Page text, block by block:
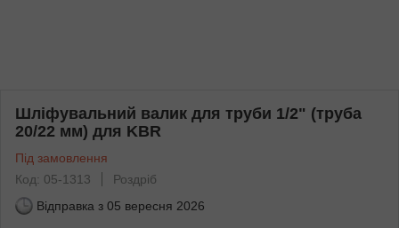
Шліфувальний валик для труби 1/2" (труба
20/22 мм) для KBR
Під замовлення
Код: 05-1313
Роздріб
Відправка з 05 вересня 2026